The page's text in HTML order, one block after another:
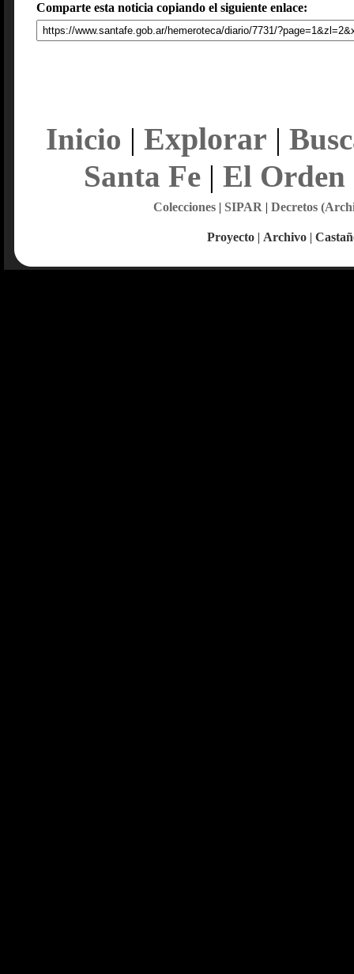
Comparte esta noticia copiando el siguiente enlace:
Inicio | Explorar |
Santa Fe| El Orden
Colecciones| SIPAR | Decretos
Proyecto | Archivo |